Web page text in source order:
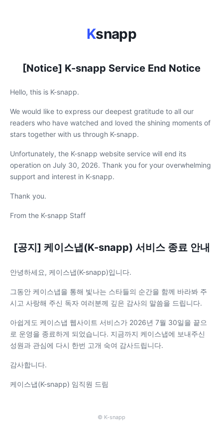
Ksnapp
[Notice] K-snapp Service End Notice
Hello, this is K-snapp.
We would like to express our deepest gratitude to all our
readers who have watched and loved the shining moments of
stars together with us through K-snapp.
Unfortunately, the K-snapp website service will end its
operation on July 30, 2026. Thank you for your overwhelming
support and interest in K-snapp.
Thank you.
From the K-snapp Staff
[공지] 케이스냅(K-snapp) 서비스 종료 안내
안녕하세요, 케이스냅(K-snapp)입니다.
그동안 케이스냅을 통해 빛나는 스타들의 순간을 함께 바라봐 주
시고 사랑해 주신 독자 여러분께 깊은 감사의 말씀을 드립니다.
아쉽게도 케이스냅 웹사이트 서비스가 2026년 7월 30일을 끝으
로 운영을 종료하게 되었습니다. 지금까지 케이스냅에 보내주신
성원과 관심에 다시 한번 고개 숙여 감사드립니다.
감사합니다.
케이스냅(K-snapp) 임직원 드림
© K-snapp